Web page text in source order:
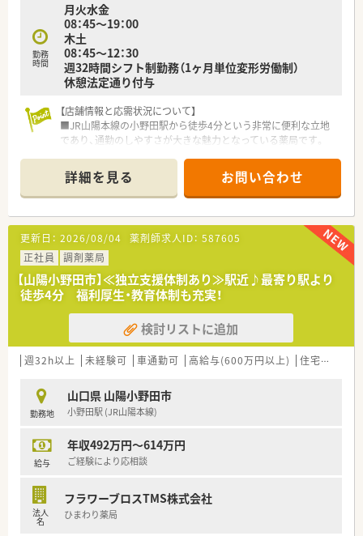
勤務
時間
月火水金
08：45～19：00
木土
08：45～12：30
週32時間シフト制勤務（1ヶ月単位変形労働制）
休憩法定通り付与
【店舗情報と応需状況について】
■JR山陽本線の小野田駅から徒歩4分という非常に便利な立地
であり、通勤のしやすさが大きな魅力となっている薬局です。
平均80枚程度の処方箋を安定して受け付けている環境です。
■薬剤師は30代と60代の女性2名が在籍しており、事務スタッフ
1名を含めた少人数の落ち着いた体制で業務を行っています。
【募集背景と求める人物像について】
■地域医療への貢献度をさらに高めるための増員募集となって
おり、即戦力として活躍いただける薬剤師の方を募集していま
す。
■患者様一人ひとりに寄り添った丁寧な服薬指導ができる方や、
周囲のスタッフと円滑に連携が取れる方を求めています。
■正社員として腰を据えて働きたい方はもちろん、調剤経験を活
かして地域密着の環境で貢献したい方に最適な職場です。
【法人特徴について】
広範なネットワークを展開している安定した経営基盤が強みで
す。
■調剤業務だけでなく、教育事業やIT分野、家庭用医療機器の販
■子育てサポート企業として「くるみん」認定を受けており、男
女問わず安心して家庭と仕事を両立できる文化が根付いていま
詳細を見る お問い合わせ
更新日： 2026/08/04 薬剤師求人ID： 587605
正社員
調剤薬局
【山陽小野田市】≪独立支援体制あり≫駅近♪最寄り駅より
徒歩4分 福利厚生・教育体制も充実！
検討リストに追加
週32h以上 未経験可 車通勤可 高給与(600万円以上) 住宅補助(手当)あり
勤務地
山口県 山陽小野田市
小野田駅 (JR山陽本線)
給与
年収492万円～614万円
ご経験により応相談
法人
名
フラワーブロスTMS株式会社
ひまわり薬局